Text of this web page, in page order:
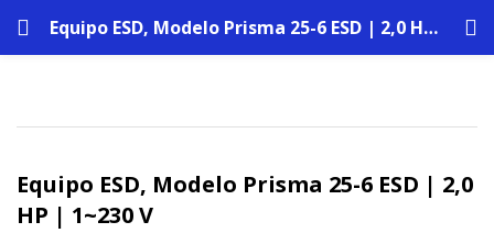
Equipo ESD, Modelo Prisma 25-6 ESD | 2,0 HP | 1~230 V
Equipo ESD, Modelo Prisma 25-6 ESD | 2,0
HP | 1~230 V